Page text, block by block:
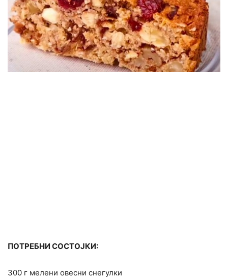
ПОТРЕБНИ СОСТОЈКИ:
300 г мелени овесни снегулки